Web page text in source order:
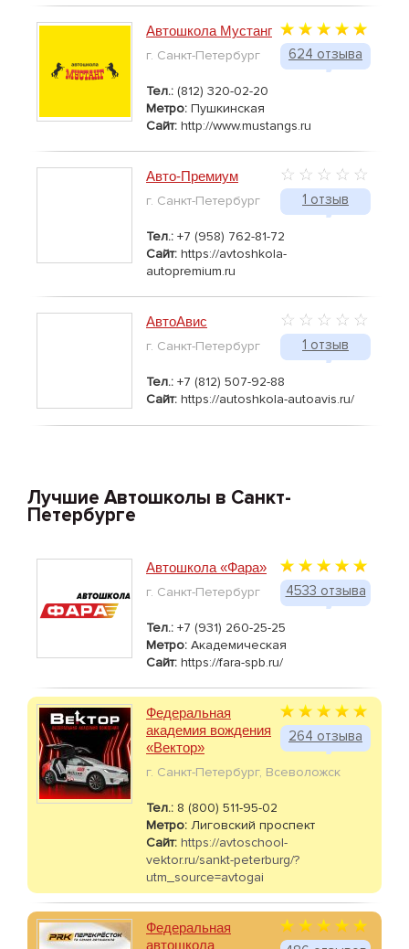
624 отзыва
Автошкола Мустанг
г. Санкт-Петербург
Тел.: (812) 320-02-20
Метро: Пушкинская
Сайт: http://www.mustangs.ru
1 отзыв
Авто-Премиум
г. Санкт-Петербург
Тел.: +7 (958) 762-81-72
Сайт: https://avtoshkola-
autopremium.ru
1 отзыв
АвтоАвис
г. Санкт-Петербург
Тел.: +7 (812) 507-92-88
Сайт: https://autoshkola-autoavis.ru/
Лучшие Автошколы в Санкт-
Петербурге
4533 отзыва
Автошкола «Фара»
г. Санкт-Петербург
Тел.: +7 (931) 260-25-25
Метро: Академическая
Сайт: https://fara-spb.ru/
264 отзыва
Федеральная
академия вождения
«Вектор»
г. Санкт-Петербург, Всеволожск
Тел.: 8 (800) 511-95-02
Метро: Лиговский проспект
Сайт: https://avtoschool-
vektor.ru/sankt-peterburg/?
utm_source=avtogai
Федеральная
автошкола